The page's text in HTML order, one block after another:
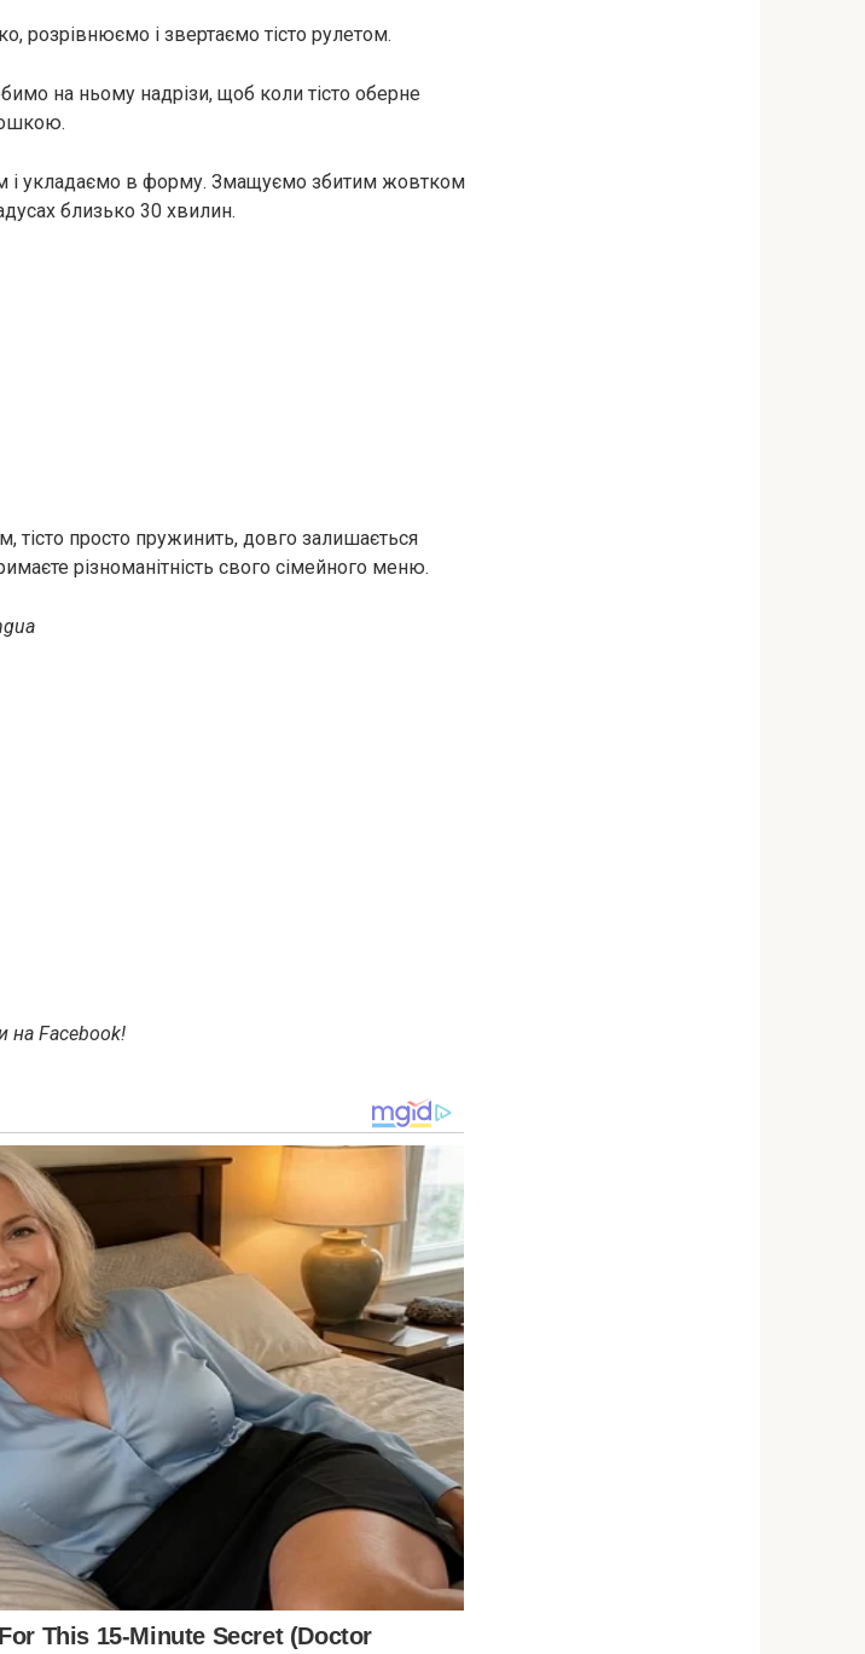
розрівнюємо і звертаємо тісто рулетом.
на ньому надрізи, щоб коли тісто оберне
і укладаємо в форму. Змащуємо збитим жовтком
близько 30 хвилин.
тісто просто пружинить, довго залишається
різноманітність свого сімейного меню.
на Facebook!